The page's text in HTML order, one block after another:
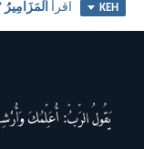
KEH اقرأاَلْمَزَامِيرُ ٣٢